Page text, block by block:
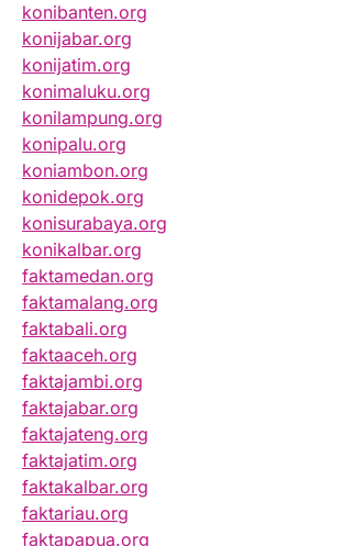
konibanten.org
konijabar.org
konijatim.org
konimaluku.org
konilampung.org
konipalu.org
koniambon.org
konidepok.org
konisurabaya.org
konikalbar.org
faktamedan.org
faktamalang.org
faktabali.org
faktaaceh.org
faktajambi.org
faktajabar.org
faktajateng.org
faktajatim.org
faktakalbar.org
faktariau.org
faktapapua.org